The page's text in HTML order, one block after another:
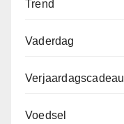
Trend
Vaderdag
Verjaardagscadeau
Voedsel